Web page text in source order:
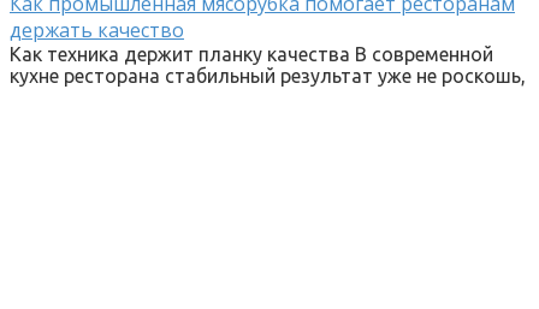
держать качество
Как техника держит планку качества В современной
кухне ресторана стабильный результат уже не роскошь,